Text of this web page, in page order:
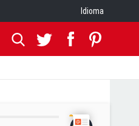
Idioma